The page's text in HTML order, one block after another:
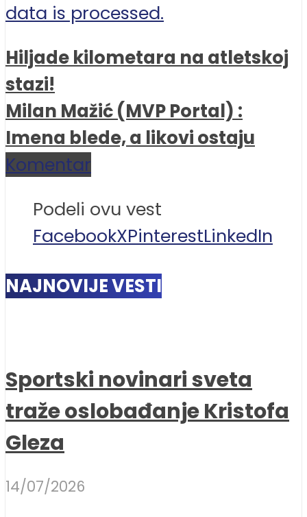
data is processed.
Hiljade kilometara na atletskoj
stazi!
Milan Mažić (MVP Portal) :
Imena blede, a likovi ostaju
Komentar
Podeli ovu vest
FacebookXPinterestLinkedIn
NAJNOVIJE VESTI
Sportski novinari sveta
traže oslobađanje Kristofa
Gleza
14/07/2026